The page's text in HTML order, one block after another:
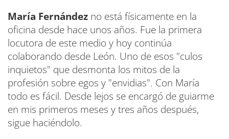
María Fernández no está físicamente en la
oficina desde hace unos años. Fue la primera
locutora de este medio y hoy continúa
colaborando desde León. Uno de esos "culos
inquietos" que desmonta los mitos de la
profesión sobre egos y "envidias". Con María
todo es fácil. Desde lejos se encargó de guiarme
en mis primeros meses y tres años después,
sigue haciéndolo.